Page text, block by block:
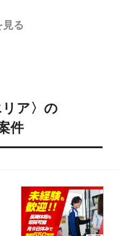
見る
ア〉の
件